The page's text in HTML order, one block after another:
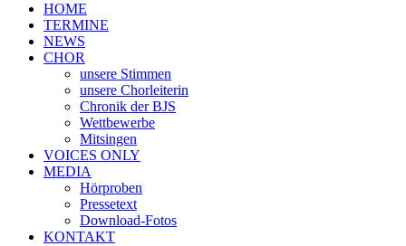
HOME
TERMINE
NEWS
CHOR
unsere Stimmen
unsere Chorleiterin
Chronik der BJS
Wettbewerbe
Mitsingen
VOICES ONLY
MEDIA
Hörproben
Pressetext
Download-Fotos
KONTAKT